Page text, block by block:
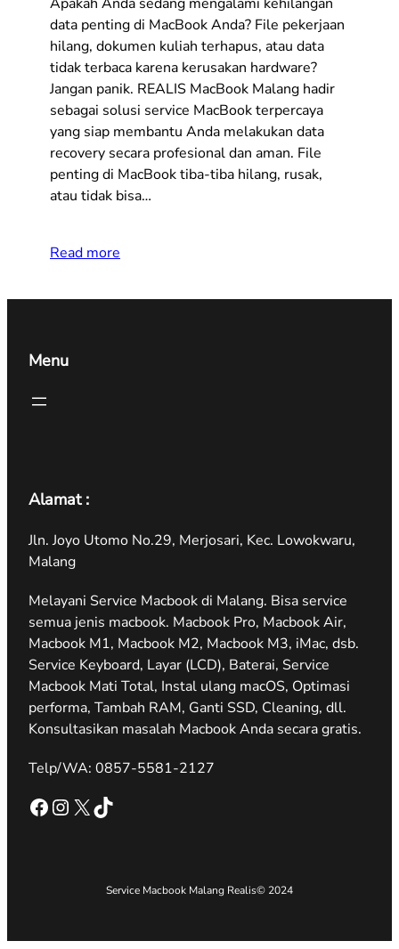
data penting di MacBook Anda? File pekerjaan
hilang, dokumen kuliah terhapus, atau data
tidak terbaca karena kerusakan hardware?
Jangan panik. REALIS MacBook Malang hadir
sebagai solusi service MacBook terpercaya
yang siap membantu Anda melakukan data
recovery secara profesional dan aman. File
penting di MacBook tiba-tiba hilang, rusak,
atau tidak bisa…
Read more
Menu
Alamat :
Jln. Joyo Utomo No.29, Merjosari, Kec. Lowokwaru,
Malang
Melayani Service Macbook di Malang. Bisa service
semua jenis macbook. Macbook Pro, Macbook Air,
Macbook M1, Macbook M2, Macbook M3, iMac, dsb.
Service Keyboard, Layar (LCD), Baterai, Service
Macbook Mati Total, Instal ulang macOS, Optimasi
performa, Tambah RAM, Ganti SSD, Cleaning, dll.
Konsultasikan masalah Macbook Anda secara gratis.
Telp/WA: 0857-5581-2127
Facebook Instagram X TikTok
Service Macbook Malang Realis© 2024